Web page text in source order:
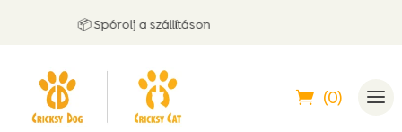
📦 Spórolj a szállításon
(0)